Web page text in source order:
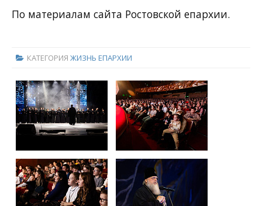
По материалам сайта Ростовской епархии.
КАТЕГОРИЯ ЖИЗНЬ ЕПАРХИИ